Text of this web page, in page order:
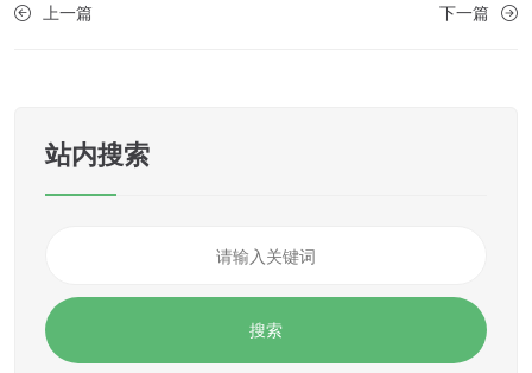
上一篇 下一篇
站内搜索